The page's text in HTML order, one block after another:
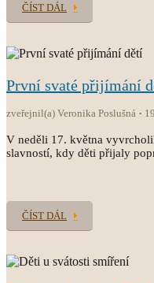
ČÍST DÁL
První svaté přijímání
zveřejnil(a) Veronika Poslušná
V neděli 17. května
slavností, kdy děti přijaly
ČÍST DÁL